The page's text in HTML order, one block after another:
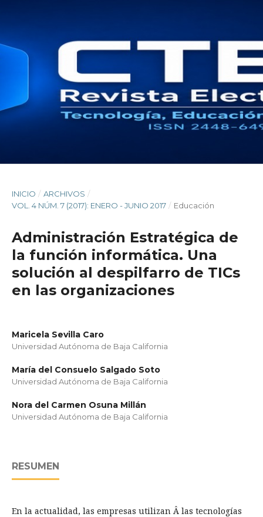
INICIO / ARCHIVOS /
VOL. 4 NÚM. 7 (2017): ENERO - JUNIO 2017 / Educación
Administración Estratégica de
la función informática. Una
solución al despilfarro de TICs
en las organizaciones
Maricela Sevilla Caro
Universidad Autónoma de Baja California
María del Consuelo Salgado Soto
Universidad Autónoma de Baja California
Nora del Carmen Osuna Millán
Universidad Autónoma de Baja California
RESUMEN
En la actualidad, las empresas utilizan Â las tecnologías